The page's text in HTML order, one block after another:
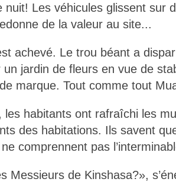
nuit! Les véhicules glissent sur
de la valeur au site...
achevé. Le trou béant a
jardin de fleurs en vue de
marque. Tout comme tout
les habitants ont rafraîchi les
des habitations. Ils savent
comprennent pas
Messieurs de Kinshasa?»,